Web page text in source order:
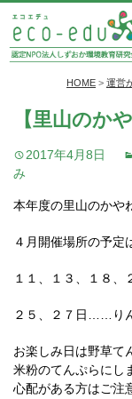
HOME > 運営
【里山のか
2017年4月8日
み
本年度の里山のかや
４月開催場所の予定
１１、１３、１８
２５、２７日……り
お楽しみ日は野草て
米粉のてんぷらにし
心配がある方はご注